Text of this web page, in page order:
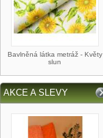
Bavlněná látka metráž - Květy
slun
AKCE A SLEVY